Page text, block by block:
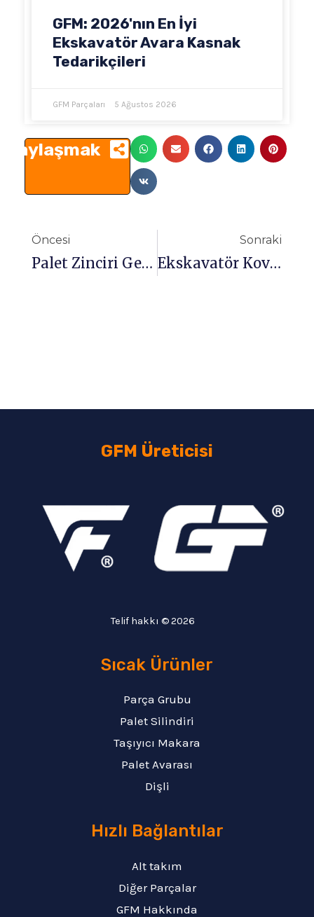
GFM: 2026'nın En İyi
Ekskavatör Avara Kasnak
Tedarikçileri
GFM Parçaları 5 Ağustos 2026
Paylaşmak
Öncesi
Palet Zinciri Gerilimini Ve Ayarlama Yöntemlerini Etkileyen Yaygın Sorunlar
Sonraki
Ekskavatör Kova Pimleri: Tipleri, Montajı Ve Aşınma Analizi
GFM Üreticisi
Telif hakkı © 2026
Sıcak Ürünler
Parça Grubu
Palet Silindiri
Taşıyıcı Makara
Palet Avarası
Dişli
Hızlı Bağlantılar
Alt takım
Diğer Parçalar
GFM Hakkında